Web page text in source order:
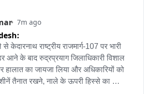
7m ago
केदारनाथ राष्ट्रीय राजमार्ग-107 पर भारी
आने के बाद रुद्रप्रयाग जिलाधिकारी विशाल
हालात का जायजा लिया और अधिकारियों को
तैनात रखने, नाले के ऊपरी हिस्से का